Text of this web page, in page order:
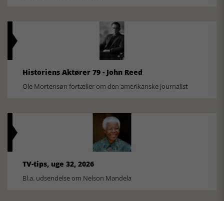
Historiens Aktører 79 - John Reed
Ole Mortensøn fortæller om den amerikanske journalist
TV-tips, uge 32, 2026
Bl.a. udsendelse om Nelson Mandela